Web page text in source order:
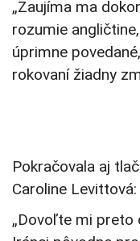
„Zaujíma ma
rozumie
úprimne
rokovaní žiadny
Pokračovala aj
Caroline Levittová:
„Dovoľte mi preto